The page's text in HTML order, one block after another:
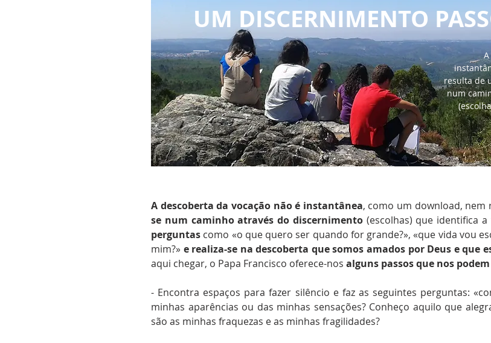
UM DISCERNIMENTO
resulta de
num
A descoberta da vocação não é instantânea, como um download, nem
se num caminho através do discernimento(escolhas) que identifica a
perguntas como «o que quero ser quando for grande?», «que vida vou
mim?» e realiza-se na descoberta que somos amados por Deus e que
aqui chegar, o Papa Francisco oferece-nos alguns passos que nos
- Encontra espaços para fazer silêncio e faz as seguintes perguntas:
minhas aparências ou das minhas sensações? Conheço aquilo que
são as minhas fraquezas e as minhas fragilidades?